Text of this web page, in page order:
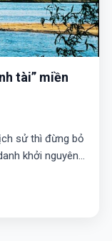
tài” miền
sử thì đừng bỏ
khởi nguyên...